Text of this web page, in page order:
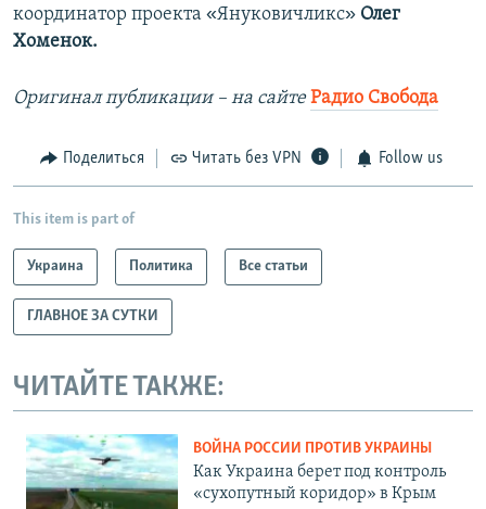
координатор проекта «Януковичликс» Олег
Хоменок.
Оригинал публикации –​ на сайте Радио Свобода
Поделиться Читать без VPN Follow us
This item is part of
Украина Политика Все статьи
ГЛАВНОЕ ЗА СУТКИ
ЧИТАЙТЕ ТАКЖЕ:
ВОЙНА РОССИИ ПРОТИВ УКРАИНЫ
Как Украина берет под контроль
«сухопутный коридор» в Крым